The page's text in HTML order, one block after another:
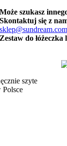
Może szukasz
Skontaktuj się z
Zestaw do
szyte
Polsce